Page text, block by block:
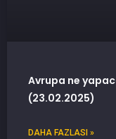
Avrupa ne
(23.02.2025)
DAHA FAZLASI »